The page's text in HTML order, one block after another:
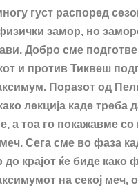
густ распоред
замор, но
Добро сме
и против Тиквеш
Поразот од
лекција каде треба
а тоа го покажавме со
Сега сме во фаза
до крајот ќе биде како
на секој меч,